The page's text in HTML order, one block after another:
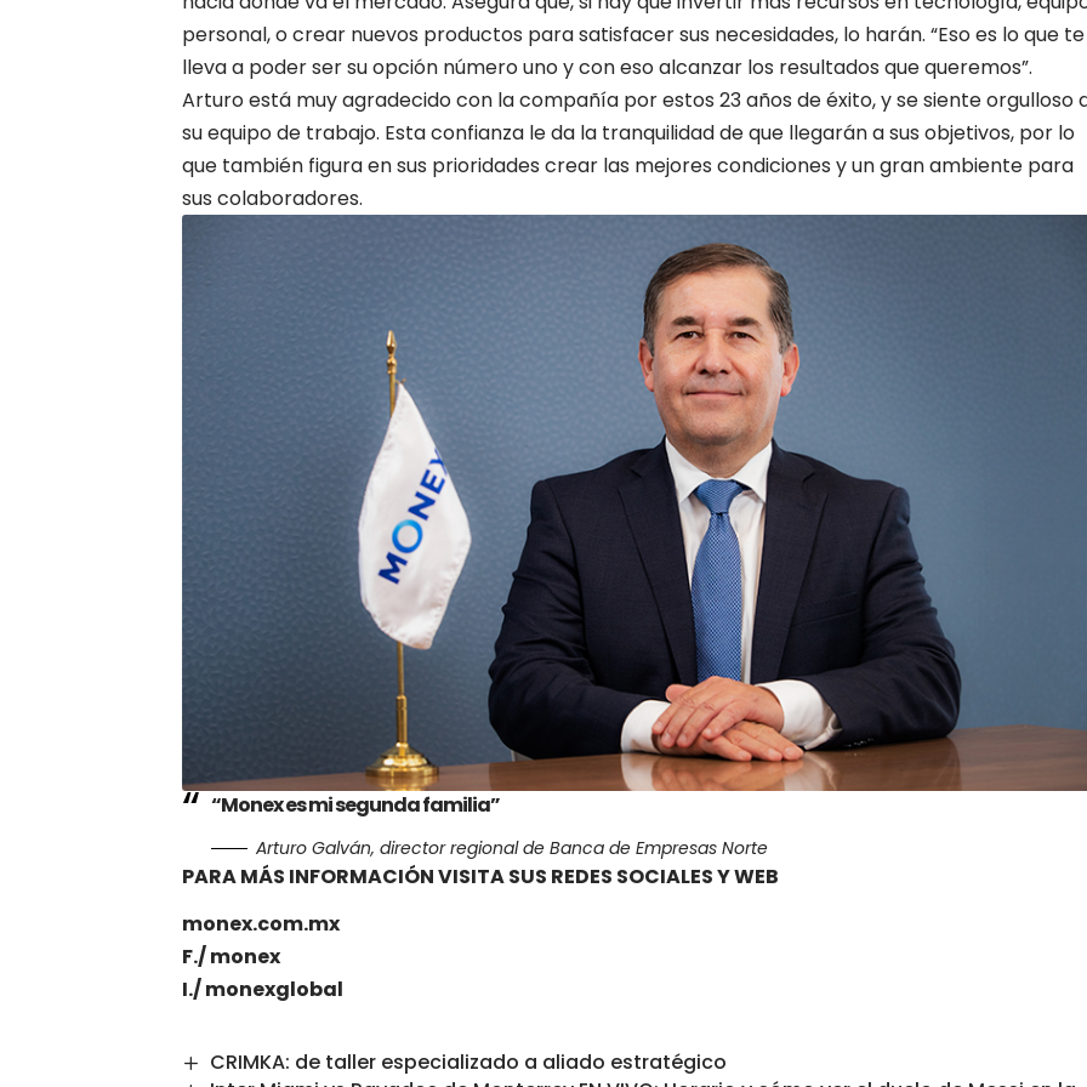
personal, o crear nuevos productos para satisfacer sus necesidades, lo harán. “Eso es lo que te
lleva a poder ser su opción número uno y con eso alcanzar los resultados que queremos”.
Arturo está muy agradecido con la compañía por estos 23 años de éxito, y se siente orgulloso
su equipo de trabajo. Esta confianza le da la tranquilidad de que llegarán a sus objetivos, por lo
que también figura en sus prioridades crear las mejores condiciones y un gran ambiente para
sus colaboradores.
“Monex es mi segunda familia”
Arturo Galván, director regional de Banca de Empresas Norte
PARA MÁS INFORMACIÓN VISITA SUS REDES SOCIALES Y WEB
monex.com.mx
F./monex
I./monexglobal
CRIMKA: de taller especializado a aliado estratégico